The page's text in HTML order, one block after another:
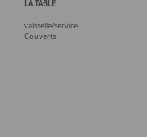
LA TABLE
vaisselle/service
Couverts